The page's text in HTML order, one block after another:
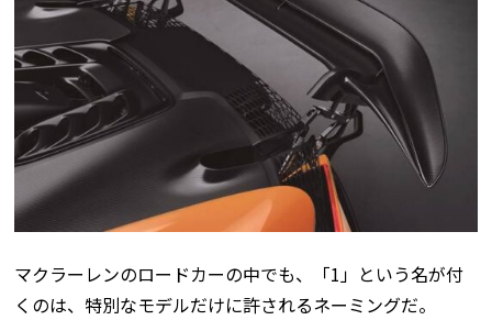
マクラーレンのロードカーの中でも、「1」という名が付
くのは、特別なモデルだけに許されるネーミングだ。